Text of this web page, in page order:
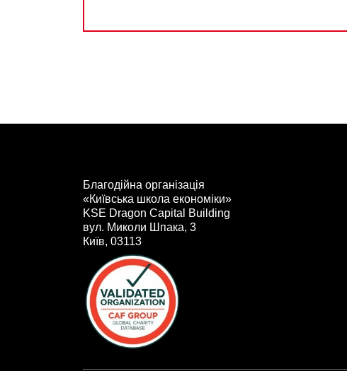
Благодійна організація
«Київська школа економіки»
KSE Dragon Capital Building
вул. Миколи Шпака, 3
Київ, 03113